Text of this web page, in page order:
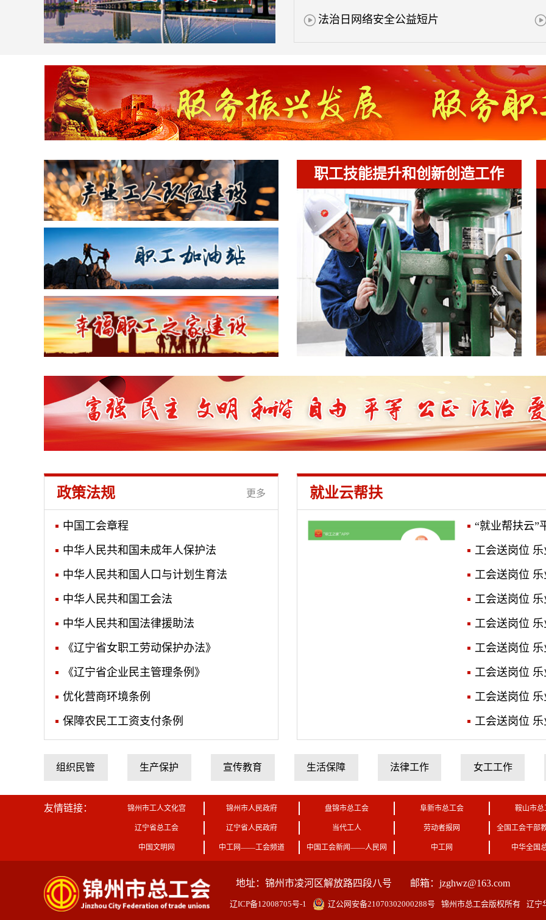
 法治日网络安全公益短片
职工技能提升和创新创造工作
政策法规 更多
中国工会章程
中华人民共和国未成年人保护法
中华人民共和国人口与计划生育法
中华人民共和国工会法
中华人民共和国法律援助法
《辽宁省女职工劳动保护办法》
《辽宁省企业民主管理条例》
优化营商环境条例
保障农民工工资支付条例
就业云帮扶
“就业帮扶云”
工会送岗位
工会送岗位
工会送岗位
工会送岗位
工会送岗位
工会送岗位
工会送岗位
工会送岗位
组织民管 生产保护 宣传教育 生活保障 法律工作 女工工作
友情链接： 锦州市工人文化宫 锦州市人民政府 盘锦市总工会 阜新市总工会 鞍山市总
辽宁省总工会 辽宁省人民政府 当代工人 劳动者报网 全国工会干部
中国文明网 中工网——工会频道 中国工会新闻——人民网 中工网 中华全国
邮箱：jzghwz@163.com
地址：锦州市凌河区解放路四段八号
辽公网安备21070302000288号 锦州市总工会版权所有 辽宁
辽ICP备12008705号-1